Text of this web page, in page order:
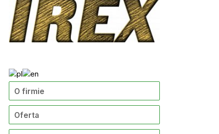
O firmie
Oferta